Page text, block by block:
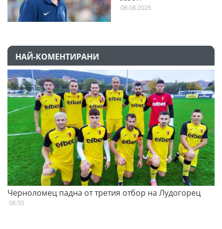
08.08.2026
НАЙ-КОМЕНТИРАНИ
Черноломец падна от третия отбор на Лудогорец
06:55